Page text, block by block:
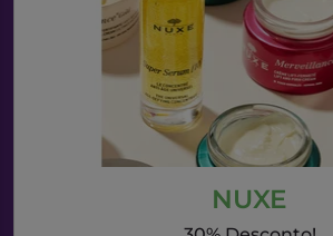
NUXE